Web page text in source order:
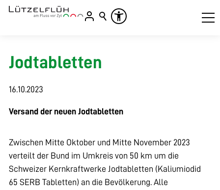
Jodtabletten
16.10.2023
Versand der neuen Jodtabletten
Zwischen Mitte Oktober und Mitte November 2023
verteilt der Bund im Umkreis von 50 km um die
Schweizer Kernkraftwerke Jodtabletten (Kaliumiodid
65 SERB Tabletten) an die Bevölkerung. Alle